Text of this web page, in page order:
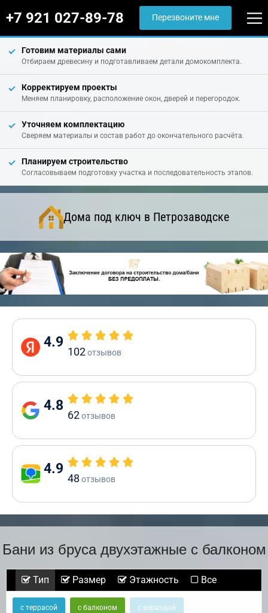
+7 921 027-89-78 Перезвоните мне
Готовим материалы сами
Отбираем древесину и подготавливаем детали домокомплекта.
Корректируем проекты
Меняем планировку, расположение окон, дверей и перегородок.
Уточняем комплектацию
Сверяем материалы и состав работ до окончательного расчёта.
Планируем строительство
Согласовываем подготовку участка и последовательность этапов.
Дома под ключ в Петрозаводске
4.9
102отзывов
4.8
62отзывов
4.9
48 отзывов
Бани из бруса двухэтажные с балконом
Тип Размер Этажность Все
с террасой с балконом с верандой